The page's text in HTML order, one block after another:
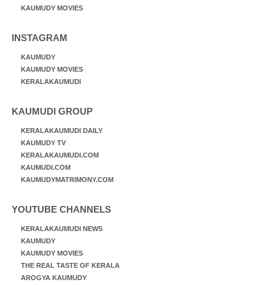
KAUMUDY MOVIES
INSTAGRAM
KAUMUDY
KAUMUDY MOVIES
KERALAKAUMUDI
KAUMUDI GROUP
KERALAKAUMUDI DAILY
KAUMUDY TV
KERALAKAUMUDI.COM
KAUMUDI.COM
KAUMUDYMATRIMONY.COM
YOUTUBE CHANNELS
KERALAKAUMUDI NEWS
KAUMUDY
KAUMUDY MOVIES
THE REAL TASTE OF KERALA
AROGYA KAUMUDY